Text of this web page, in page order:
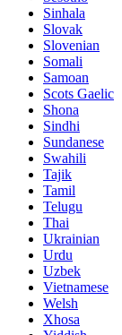
Sinhala
Slovak
Slovenian
Somali
Samoan
Scots Gaelic
Shona
Sindhi
Sundanese
Swahili
Tajik
Tamil
Telugu
Thai
Ukrainian
Urdu
Uzbek
Vietnamese
Welsh
Xhosa